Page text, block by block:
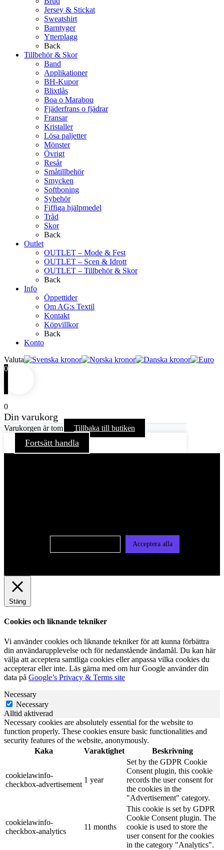
Jersey & Stickat
Sweatshirt
Barntyger
Ytterplagg
Back
Tillbehör & Skor
Band
Applikationer
BH-Kupor
Blixtlås
Boa o Marabou
Fjäderfrans o fjädrar
Fransar
Kristaller
Lösa paljetter
Mönster
Övrigt
Resår
Småtillbehör
Smycken
Softboning
Sybehör
Fiffiga hjälpmedel
Tråd
Skor
Back
Outlet
OUTLET – Mode & Fest
OUTLET – Scen & Idrott
OUTLET – Tillbehör & Skor
Back
Info
Öppettider
Om AG:s Textil
Kontakt
Köpvillkor
Back
Konto
Valuta
0
0
Din varukorg
Varukorgen är tom Tillbaka till butiken
Fortsätt handla
Acceptera alla
Stäng
Cookies och liknande tekniker
Vi använder cookies och liknande tekniker för att kunna förbättra
din användarupplevelse och för nedanstående ändamål. Du kan här
välja att acceptera samtliga cookies eller anpassa vilka cookies du
accepterar eller inte. Läs gärna med om hur Google använder din
data på Google’s Privacy & Terms site
Necessary
Necessary
Alltid aktiverad
Necessary cookies are absolutely essential for the website to
function properly. These cookies ensure basic functionalities and
security features of the website, anonymously.
Kaka
Varaktighet Beskrivning
cookielawinfo-
checkbox-advertisement
1 year
Set by the GDPR Cookie
Consent plugin, this cookie
records the user consent for
the cookies in the
"Advertisement" category.
cookielawinfo-
checkbox-analytics
11 months
This cookie is set by GDPR
Cookie Consent plugin. The
cookie is used to store the
user consent for the cookies
in the category "Analytics".